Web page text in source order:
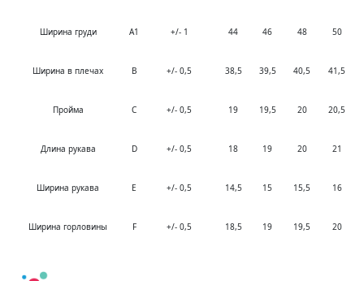
Ширина груди A1 +/- 1 44 46 48 50
Ширина в плечах B +/- 0,5 38,5 39,5 40,5 41,5
Пройма C +/- 0,5 19 19,5 20 20,5
Длина рукава D +/- 0,5 18 19 20 21
Ширина рукава E +/- 0,5 14,5 15 15,5 16
Ширина горловины F +/- 0,5 18,5 19 19,5 20